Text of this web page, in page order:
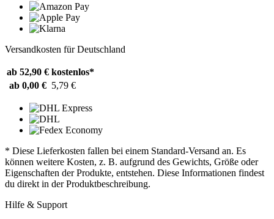
Versandkosten für Deutschland
ab 52,90 € kostenlos*
ab 0,00 € 5,79 €
* Diese Lieferkosten fallen bei einem Standard-Versand an. Es
können weitere Kosten, z. B. aufgrund des Gewichts, Größe oder
Eigenschaften der Produkte, entstehen. Diese Informationen findest
du direkt in der Produktbeschreibung.
Hilfe & Support